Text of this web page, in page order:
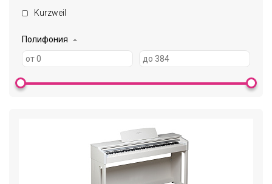
Kurzweil
Полифония